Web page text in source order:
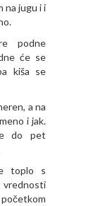
na jugu i i
podne
će se
kiša se
a na
i jak.
do pet
toplo s
vrednosti